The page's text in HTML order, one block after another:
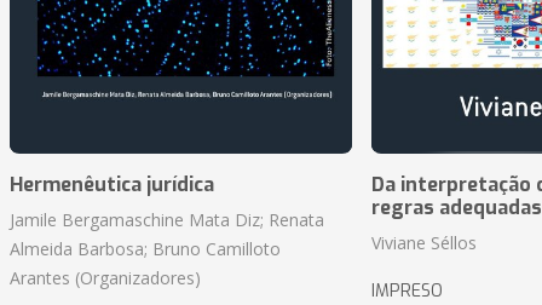
Hermenêutica jurídica
Jamile Bergamaschine Mata Diz; Renata
Almeida Barbosa; Bruno Camilloto
Arantes (Organizadores)
Da interpretação
regras
Viviane Séllos
IMPRESO